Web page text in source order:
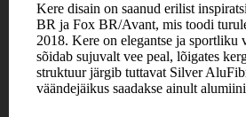
Kere disain on saanud erilist
BR ja Fox BR/Avant, mis toodi
2018. Kere on elegantse ja sportliku
sõidab sujuvalt vee peal, lõigates
struktuur järgib tuttavat Silver
väändejäikus saadakse ainult